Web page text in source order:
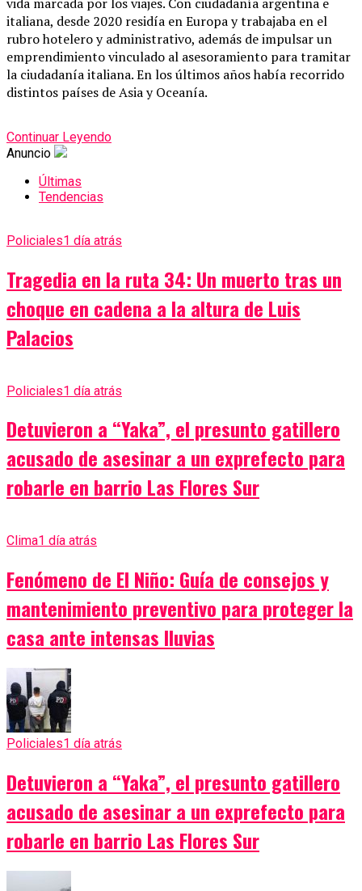
italiana, desde 2020 residía en Europa y trabajaba en el
rubro hotelero y administrativo, además de impulsar un
emprendimiento vinculado al asesoramiento para tramitar
la ciudadanía italiana. En los últimos años había recorrido
distintos países de Asia y Oceanía.
Continuar Leyendo
Anuncio
Últimas
Tendencias
Policiales1 día atrás
Tragedia en la ruta 34: Un muerto tras un
choque en cadena a la altura de Luis
Palacios
Policiales1 día atrás
Detuvieron a “Yaka”, el presunto gatillero
acusado de asesinar a un exprefecto para
robarle en barrio Las Flores Sur
Clima1 día atrás
Fenómeno de El Niño: Guía de consejos y
mantenimiento preventivo para proteger la
casa ante intensas lluvias
Policiales1 día atrás
Detuvieron a “Yaka”, el presunto gatillero
acusado de asesinar a un exprefecto para
robarle en barrio Las Flores Sur